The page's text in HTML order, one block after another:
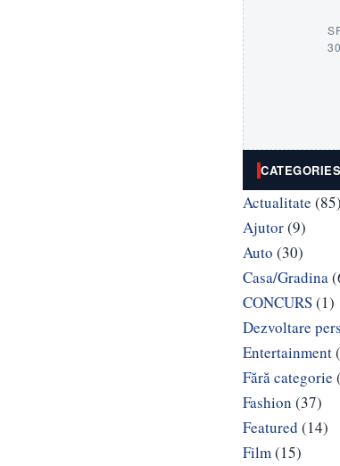
CATEGORIES
Actualitate (85)
Ajutor(9)
Auto (30)
Casa/Gradina
CONCURS(1)
Dezvoltare
Entertainment
Fără categorie
Fashion (37)
Featured (14)
Film(15)